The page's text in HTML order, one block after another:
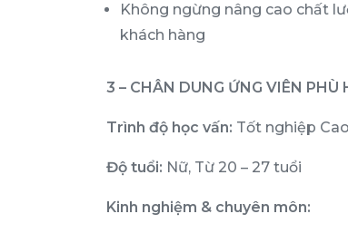
Không ngừng nâng cao chất
khách hàng
3 – CHÂN DUNG ỨNG VIÊN PHÙ
Trình độ học vấn: Tốt nghiệp
Độ tuổi: Nữ, Từ 20 – 27 tuổi
Kinh nghiệm & chuyên môn: